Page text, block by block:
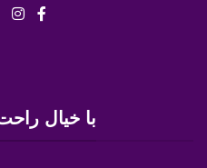
با خیال